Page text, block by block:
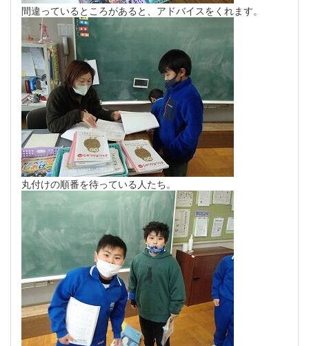
間違っているところがあると、アドバイスをくれます。
丸付けの順番を待っている人たち。